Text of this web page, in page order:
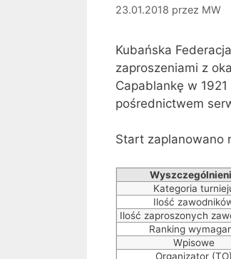
23.01.2018 przez MW
Kubańska
zaproszeniami z
Capablankę w
pośrednictwem
Start zaplanowano
Kategoria
Ilość
Ilość zaproszonych
Ranking
Wpisowe
Organizator (TO)